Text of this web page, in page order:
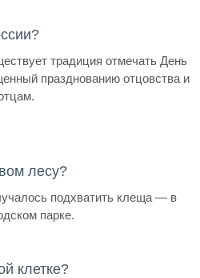
традиция отмечать День
празднованию отцовства и
лесу?
подхватить клеща — в
парке.
клетке?